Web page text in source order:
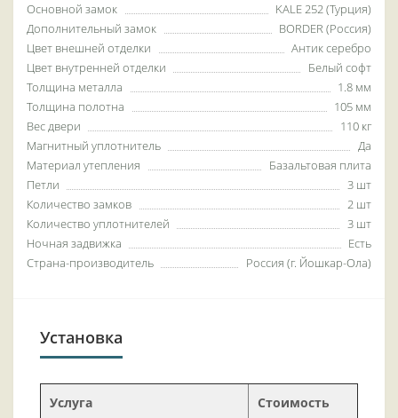
Основной замок
KALE 252 (Турция)
Дополнительный замок
BORDER (Россия)
Цвет внешней отделки
Антик серебро
Цвет внутренней отделки
Белый софт
Толщина металла
1.8 мм
Толщина полотна
105 мм
Вес двери
110 кг
Магнитный уплотнитель
Да
Материал утепления
Базальтовая плита
Петли
3 шт
Количество замков
2 шт
Количество уплотнителей
3 шт
Ночная задвижка
Есть
Страна-производитель
Россия (г. Йошкар-Ола)
Установка
Услуга Стоимость